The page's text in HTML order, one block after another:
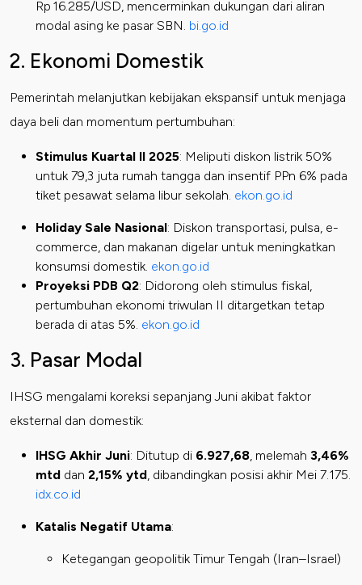
Rp 16.285/USD, mencerminkan dukungan dari aliran
modal asing ke pasar SBN. bi.go.id
2. Ekonomi Domestik
Pemerintah melanjutkan kebijakan ekspansif untuk menjaga
daya beli dan momentum pertumbuhan:
Stimulus Kuartal II 2025: Meliputi diskon listrik 50%
untuk 79,3 juta rumah tangga dan insentif PPn 6% pada
tiket pesawat selama libur sekolah. ekon.go.id
Holiday Sale Nasional: Diskon transportasi, pulsa, e-
commerce, dan makanan digelar untuk meningkatkan
konsumsi domestik. ekon.go.id
Proyeksi PDB Q2: Didorong oleh stimulus fiskal,
pertumbuhan ekonomi triwulan II ditargetkan tetap
berada di atas 5%. ekon.go.id
3. Pasar Modal
IHSG mengalami koreksi sepanjang Juni akibat faktor
eksternal dan domestik:
IHSG Akhir Juni: Ditutup di 6.927,68, melemah 3,46%
mtd dan 2,15% ytd, dibandingkan posisi akhir Mei 7.175.
idx.co.id
Katalis Negatif Utama:
Ketegangan geopolitik Timur Tengah (Iran–Israel)